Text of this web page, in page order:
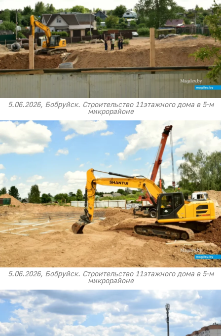
5.06.2026, Бобруйск. Строительство 11этажного дома в 5-м
микрорайоне
5.06.2026, Бобруйск. Строительство 11этажного дома в 5-м
микрорайоне